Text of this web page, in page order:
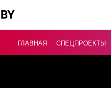
ГЛАВНАЯ СПЕЦПРОЕКТЫ